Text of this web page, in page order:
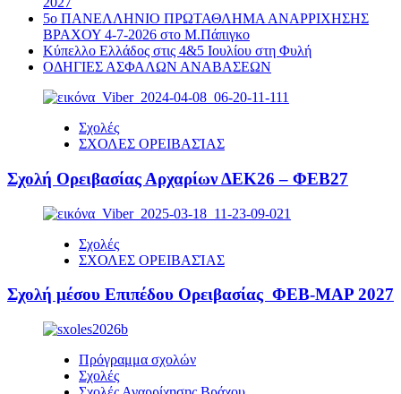
5ο ΠΑΝΕΛΛΗΝΙΟ ΠΡΩΤΑΘΛΗΜΑ ΑΝΑΡΡΙΧΗΣΗΣ
ΒΡΑΧΟΥ 4-7-2026 στο Μ.Πάπιγκο
Κύπελλο Ελλάδος στις 4&5 Ιουλίου στη Φυλή
ΟΔΗΓΙΕΣ ΑΣΦΑΛΩΝ ΑΝΑΒΑΣΕΩΝ
Σχολές
ΣΧΟΛΕΣ ΟΡΕΙΒΑΣΊΑΣ
Σχολή Ορειβασίας Αρχαρίων ΔΕΚ26 – ΦΕΒ27
Σχολές
ΣΧΟΛΕΣ ΟΡΕΙΒΑΣΊΑΣ
Σχολή μέσου Επιπέδου Ορειβασίας ΦΕΒ-ΜΑΡ 2027
Πρόγραμμα σχολών
Σχολές